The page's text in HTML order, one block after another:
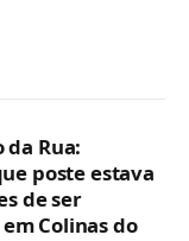
da Rua:
poste estava
de ser
Colinas do